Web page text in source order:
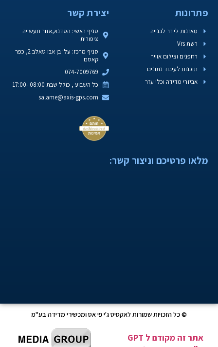
פתרונות
מאזנות לייזר לבנייה
רשת Vrs
רחפנים וצילום אוויר
תוכנות לעיבוד נתונים
אביזרי מדידה וכלי עזר
יצירת קשר
סניף ראשי: הסדנא,אזור תעשייה
ציפורית
סניף מרכז: עלי בן אבו טאלב 2, כפר
קאסם
074-7009769
כל השבוע , כולל שבת 08:00 -17:00
salame@axis-gps.com
מלאו פרטיכם וניצור קשר:
© כל הזכויות שמורות לאקסיס ג'י פי אס ומכשירי מדידה בע"מ
אתר זה מקודם ל GPT